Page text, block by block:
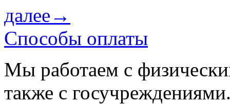
далее→
Способы оплаты
Мы работаем с
также с